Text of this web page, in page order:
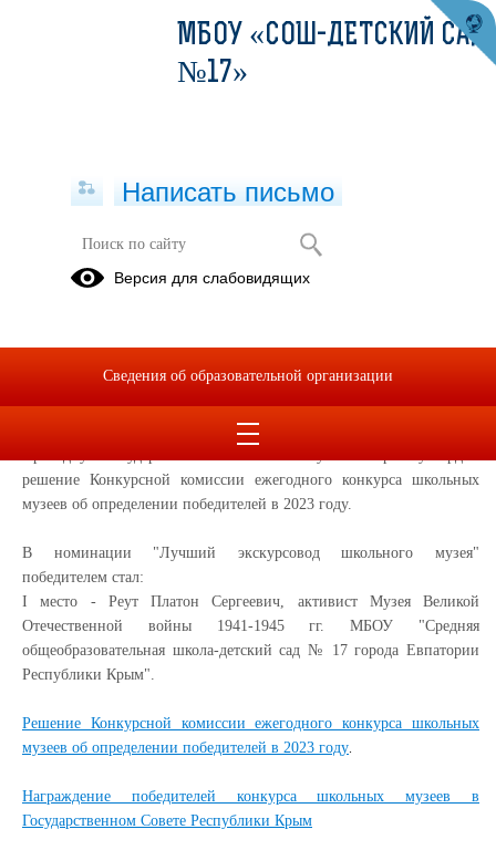
В Государственном Совете
Республики Крым наградили
музеев, который учрежден и
впервые проведен в текущем году
решение Конкурсной комиссии ежегодного конкурса школьных
музеев об определении победителей в 2023 году.
В номинации "Лучший экскурсовод школьного музея"
победителем стал:
I место - Реут Платон Сергеевич, активист Музея Великой
Отечественной войны 1941-1945 гг. МБОУ "Средняя
общеобразовательная школа-детский сад № 17 города Евпатории
Республики Крым".
Решение Конкурсной комиссии ежегодного конкурса школьных
музеев об определении победителей в 2023 году.
Награждение победителей конкурса школьных музеев в
Государственном Совете Республики Крым
МБОУ «СОШ-ДЕТСКИЙ САД
№17»
Написать письмо
Версия для слабовидящих
Сведения об образовательной организации